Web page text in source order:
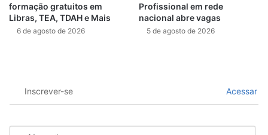
formação gratuitos em
Libras, TEA, TDAH e Mais
6 de agosto de 2026
Profissional em rede
nacional abre vagas
5 de agosto de 2026
Inscrever-se Acessar